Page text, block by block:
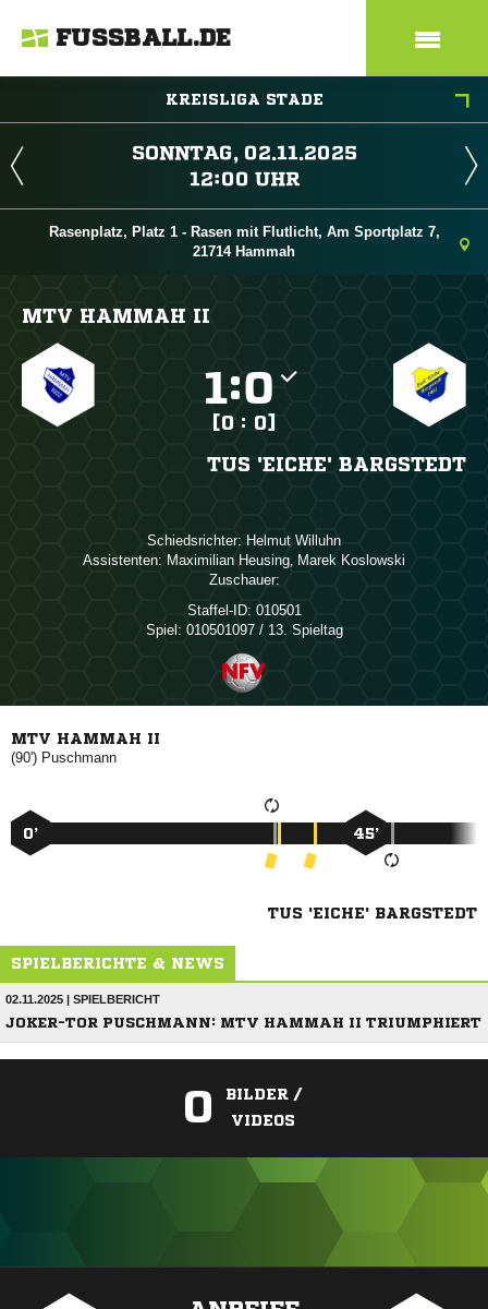
FUSSBALL.DE
KREISLIGA STADE
 
 
Rasenplatz, Platz 1 - Rasen mit Flutlicht, Am Sportplatz 7,
21714 Hammah
MTV HAMMAH II
:
[0 : 0]
TUS 'EICHE' BARGSTEDT
Schiedsrichter:  
Assistenten:  ,  
Zuschauer:
Staffel-ID: 010501
Spiel: 010501097 / 13. Spieltag
MTV HAMMAH II
(90') 
0’ 45’
TUS 'EICHE' BARGSTEDT
SPIELBERICHTE & NEWS
02.11.2025 | SPIELBERICHT
JOKER-TOR PUSCHMANN: MTV HAMMAH II TRIUMPHIERT
0
BILDER /
VIDEOS